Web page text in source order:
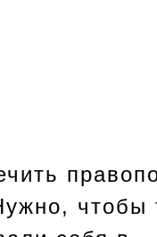
чтобы